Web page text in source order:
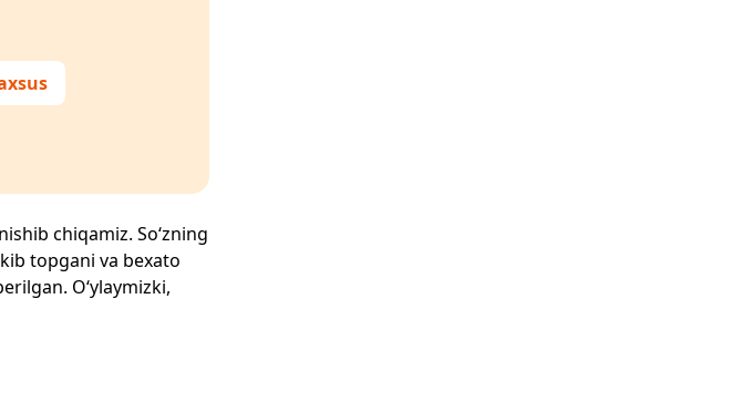
chiqamiz. So‘zning
topgani va bexato
O‘ylaymizki,